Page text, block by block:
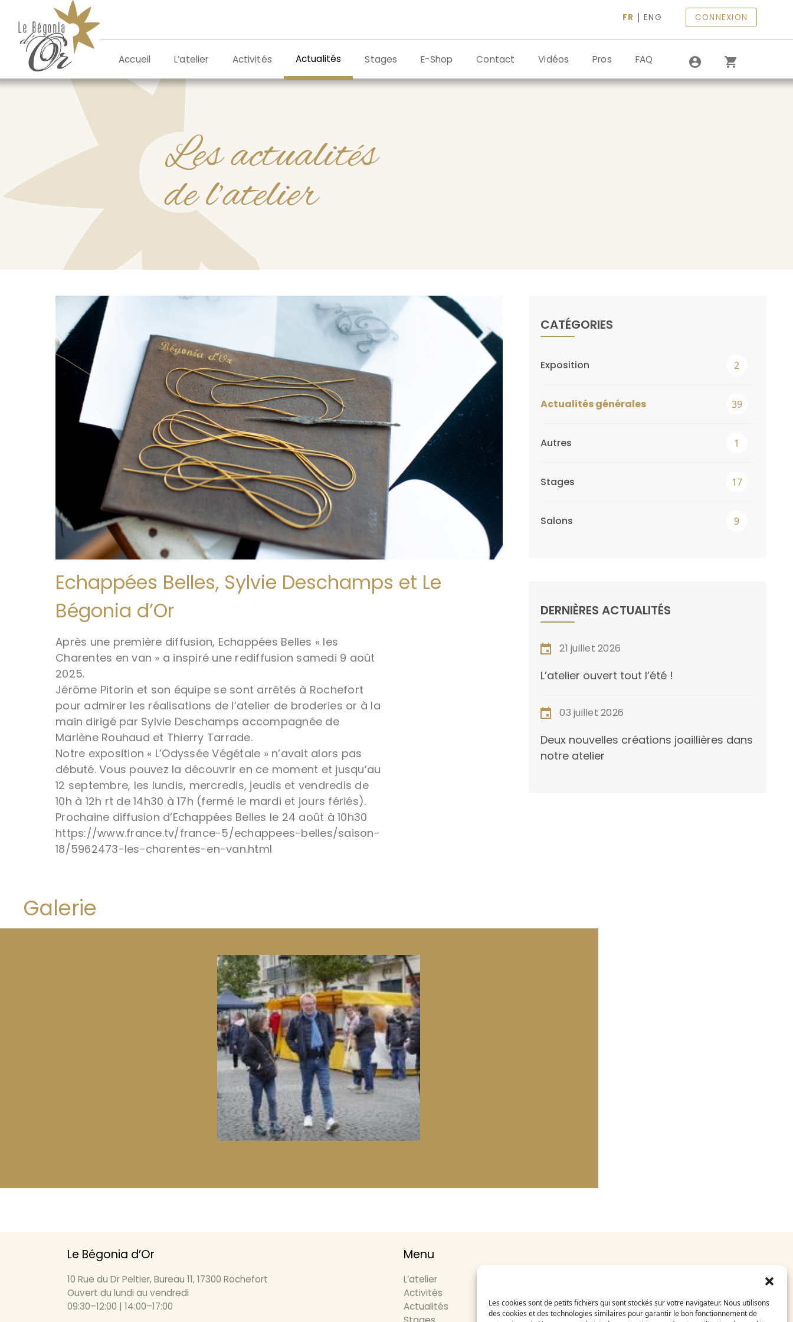
Les cookies sont de petits fichiers qui sont stockés sur votre navigateur. Nous utilisons
des cookies et des technologies similaires pour garantir le bon fonctionnement de
contenu
FR |ENG CONNEXION
Accueil L’atelier Activités Actualités Stages E-Shop Contact Vidéos Pros FAQ
Les actualités
de l’atelier
Echappées Belles, Sylvie Deschamps et Le
Bégonia d’Or
Après une première diffusion, Echappées Belles « les
Charentes en van » a inspiré une rediffusion samedi 9 août
2025.
Jérôme Pitorin et son équipe se sont arrêtés à Rochefort
pour admirer les réalisations de l’atelier de broderies or à la
main dirigé par Sylvie Deschamps accompagnée de
Marlène Rouhaud et Thierry Tarrade.
Notre exposition « L’Odyssée Végétale » n’avait alors pas
débuté. Vous pouvez la découvrir en ce moment et jusqu’au
12 septembre, les lundis, mercredis, jeudis et vendredis de
10h à 12h rt de 14h30 à 17h (fermé le mardi et jours fériés).
Prochaine diffusion d’Echappées Belles le 24 août à 10h30
https://www.france.tv/france-5/echappees-belles/saison-
18/5962473-les-charentes-en-van.html
CATÉGORIES
Exposition 2
Actualités générales 39
Autres 1
Stages 17
Salons 9
DERNIÈRES ACTUALITÉS
21 juillet 2026
L’atelier ouvert tout l’été !
03 juillet 2026
Deux nouvelles créations joaillières dans
notre atelier
Galerie
Le Bégonia d’Or
10 Rue du Dr Peltier, Bureau 11, 17300 Rochefort
Ouvert du lundi au vendredi
09:30–12:00 | 14:00–17:00
Menu
L’atelier
Activités
Actualités
Mentions légales